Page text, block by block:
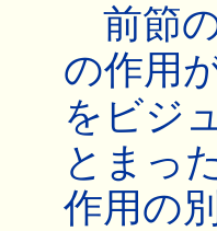
前節
の作用
をビジ
とまっ
作用の